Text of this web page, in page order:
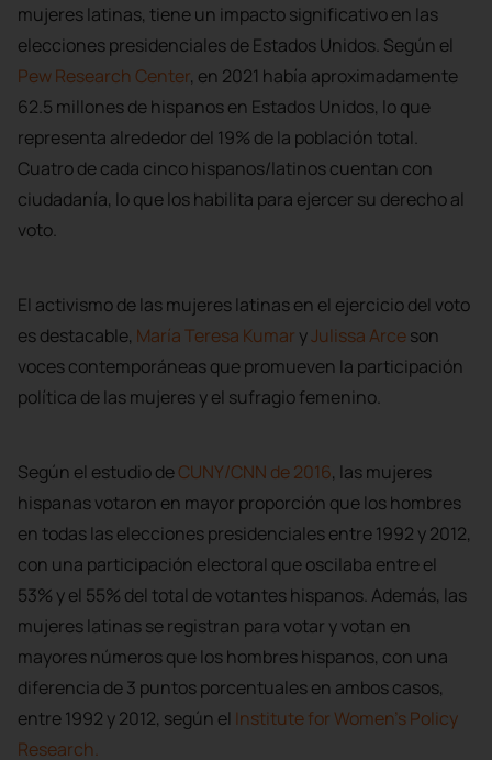
mujeres latinas, tiene un impacto significativo en las
elecciones presidenciales de Estados Unidos. Según el
Pew Research Center, en 2021 había aproximadamente
62.5 millones de hispanos en Estados Unidos, lo que
representa alrededor del 19% de la población total.
Cuatro de cada cinco hispanos/latinos cuentan con
ciudadanía, lo que los habilita para ejercer su derecho al
voto.
El activismo de las mujeres latinas en el ejercicio del voto
es destacable, María Teresa Kumar yJulissa Arceson
voces contemporáneas que promueven la participación
política de las mujeres y el sufragio femenino.
Según el estudio deCUNY/CNN de 2016, las mujeres
hispanas votaron en mayor proporción que los hombres
en todas las elecciones presidenciales entre 1992 y 2012,
con una participación electoral que oscilaba entre el
53% y el 55% del total de votantes hispanos. Además, las
mujeres latinas se registran para votar y votan en
mayores números que los hombres hispanos, con una
diferencia de 3 puntos porcentuales en ambos casos,
entre 1992 y 2012, según el Institute for Women’s Policy
Research.